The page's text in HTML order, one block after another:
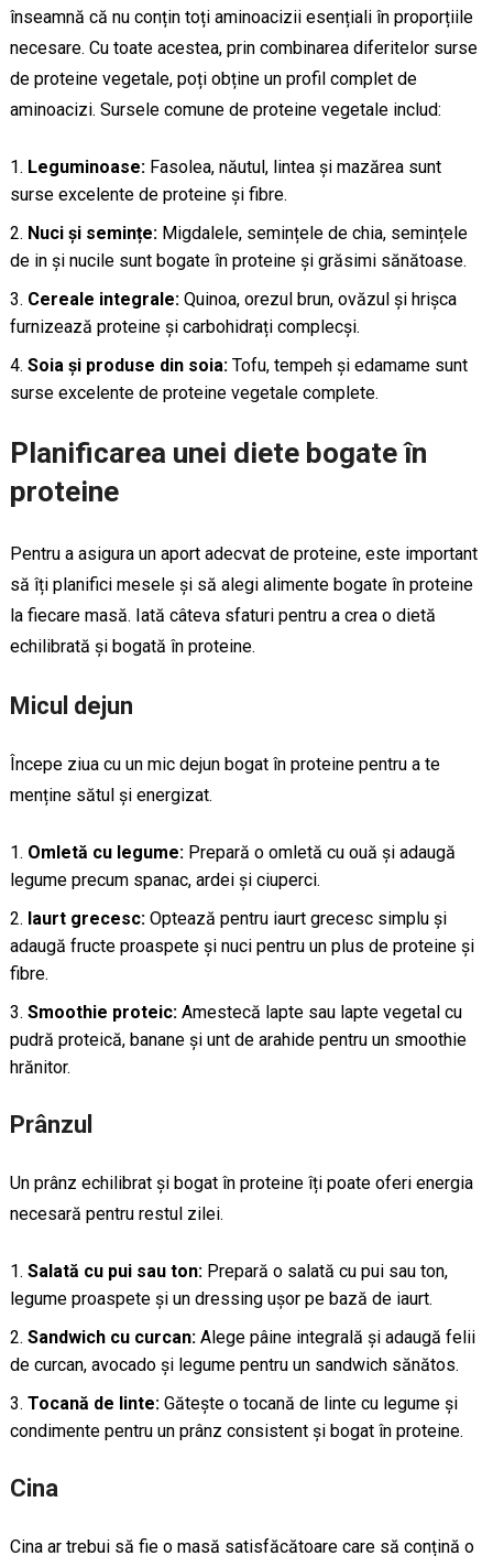
înseamnă că nu conțin toți aminoacizii esențiali în proporțiile
necesare. Cu toate acestea, prin combinarea diferitelor surse
de proteine vegetale, poți obține un profil complet de
aminoacizi. Sursele comune de proteine vegetale includ:
Leguminoase:Fasolea, năutul, lintea și mazărea sunt
surse excelente de proteine și fibre.
Nuci și semințe:Migdalele, semințele de chia, semințele
de in și nucile sunt bogate în proteine și grăsimi sănătoase.
Cereale integrale:Quinoa, orezul brun, ovăzul și hrișca
furnizează proteine și carbohidrați complecși.
Soia și produse din soia:Tofu, tempeh și edamame sunt
surse excelente de proteine vegetale complete.
Planificarea unei diete bogate în
proteine
Pentru a asigura un aport adecvat de proteine, este important
să îți planifici mesele și să alegi alimente bogate în proteine
la fiecare masă. Iată câteva sfaturi pentru a crea o dietă
echilibrată și bogată în proteine.
Micul dejun
Începe ziua cu un mic dejun bogat în proteine pentru a te
menține sătul și energizat.
Omletă cu legume:Prepară o omletă cu ouă și adaugă
legume precum spanac, ardei și ciuperci.
Iaurt grecesc:Optează pentru iaurt grecesc simplu și
adaugă fructe proaspete și nuci pentru un plus de proteine și
fibre.
Smoothie proteic:Amestecă lapte sau lapte vegetal cu
pudră proteică, banane și unt de arahide pentru un smoothie
hrănitor.
Prânzul
Un prânz echilibrat și bogat în proteine îți poate oferi energia
necesară pentru restul zilei.
Salată cu pui sau ton:Prepară o salată cu pui sau ton,
legume proaspete și un dressing ușor pe bază de iaurt.
Sandwich cu curcan:Alege pâine integrală și adaugă felii
de curcan, avocado și legume pentru un sandwich sănătos.
Tocană de linte:Gătește o tocană de linte cu legume și
condimente pentru un prânz consistent și bogat în proteine.
Cina
Cina ar trebui să fie o masă satisfăcătoare care să conțină o